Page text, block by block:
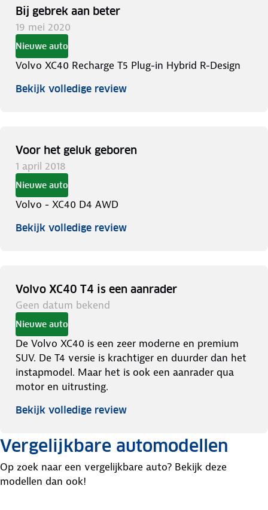
Bij gebrek aan beter
19 mei 2020
Nieuwe auto
Volvo XC40 Recharge T5 Plug-in Hybrid R-Design
Bekijk volledige review
Voor het geluk geboren
1 april 2018
Nieuwe auto
Volvo - XC40 D4 AWD
Bekijk volledige review
Volvo XC40 T4 is een aanrader
Geen datum bekend
Nieuwe auto
De Volvo XC40 is een zeer moderne en premium
SUV. De T4 versie is krachtiger en duurder dan het
instapmodel. Maar het is ook een aanrader qua
motor en uitrusting.
Bekijk volledige review
Vergelijkbare automodellen
Op zoek naar een vergelijkbare auto? Bekijk deze
modellen dan ook!